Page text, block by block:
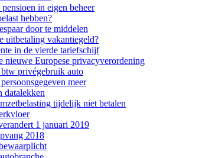
in eigen beheer
hebben?
door te middelen
uitbetaling vakantiegeld?
in de vierde tariefschijf
nieuwe Europese privacyverordening
btw privégebruik auto
meer
datalekken
tijdelijk niet betalen
1 januari 2019
2018